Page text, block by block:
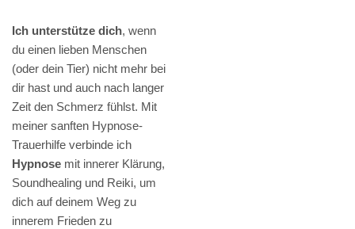
Ich unterstütze dich, wenn
du einen lieben Menschen
(oder dein Tier) nicht mehr bei
dir hast und auch nach langer
Zeit den Schmerz fühlst. Mit
meiner sanften Hypnose-
Trauerhilfe verbinde ich
Hypnose mit innerer Klärung,
Soundhealing und Reiki, um
dich auf deinem Weg zu
innerem Frieden zu